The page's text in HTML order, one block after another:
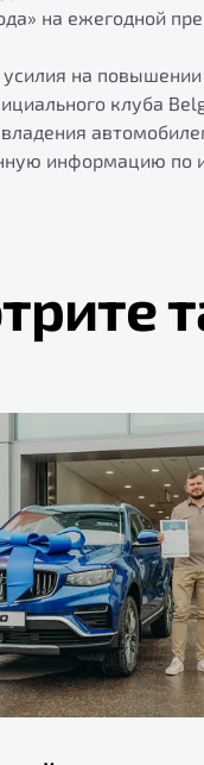
на ежегодной
на
клуба
информацию по